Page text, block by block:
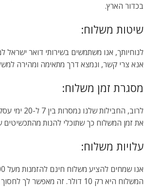
בכדור הארץ.
שיטות משלוח:
לנוחיותך, אנו משתמשים בשירותי דואר
אנא צרי קשר, ונמצא דרך מתאימה ומהירה
מסגרת זמן משלוח:
לרוב,
את זמן המשלוח כך שתוכלי להנות
עלויות משלוח:
המשלוח היא רק 10 דולר. זה